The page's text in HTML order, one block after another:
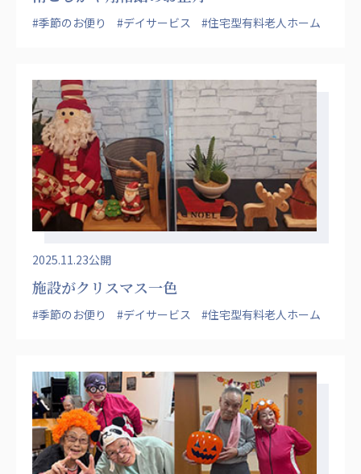
明星幼稚園 志学会高等学校
特定非営利活動法人ファイアーレッズメディカルスポ
ーツクラブ
特定非営利活動法人アート応援隊
その他
Mediclude 株式会社アジアメデカ元気事業団
株式会社フラワーコミュニティ放送
Medicare Lead Japan
株式会社日本医科学研究所
一般社団法人フードラボジャパン
特定非営利活動法人日本医療福祉機構
株式会社アメックファーマシー
#季節のお便り #デイサービス #住宅型有料老人ホーム
2025.11.23公開
施設がクリスマス一色
#季節のお便り #デイサービス #住宅型有料老人ホーム